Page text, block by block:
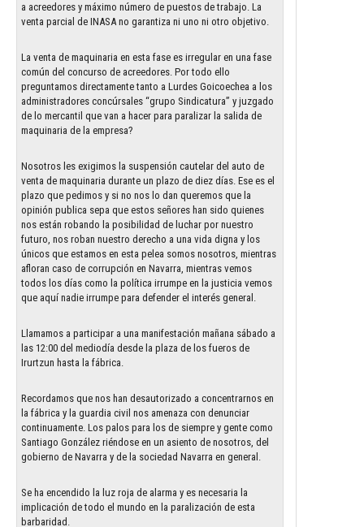
a acreedores y máximo número de puestos de trabajo. La
venta parcial de INASA no garantiza ni uno ni otro objetivo.
La venta de maquinaria en esta fase es irregular en una fase
común del concurso de acreedores. Por todo ello
preguntamos directamente tanto a Lurdes Goicoechea a los
administradores concúrsales “grupo Sindicatura” y juzgado
de lo mercantil que van a hacer para paralizar la salida de
maquinaria de la empresa?
Nosotros les exigimos la suspensión cautelar del auto de
venta de maquinaria durante un plazo de diez días. Ese es el
plazo que pedimos y si no nos lo dan queremos que la
opinión publica sepa que estos señores han sido quienes
nos están robando la posibilidad de luchar por nuestro
futuro, nos roban nuestro derecho a una vida digna y los
únicos que estamos en esta pelea somos nosotros, mientras
afloran caso de corrupción en Navarra, mientras vemos
todos los días como la política irrumpe en la justicia vemos
que aquí nadie irrumpe para defender el interés general.
Llamamos a participar a una manifestación mañana sábado a
las 12:00 del mediodía desde la plaza de los fueros de
Irurtzun hasta la fábrica.
Recordamos que nos han desautorizado a concentrarnos en
la fábrica y la guardia civil nos amenaza con denunciar
continuamente. Los palos para los de siempre y gente como
Santiago González riéndose en un asiento de nosotros, del
gobierno de Navarra y de la sociedad Navarra en general.
Se ha encendido la luz roja de alarma y es necesaria la
implicación de todo el mundo en la paralización de esta
barbaridad.